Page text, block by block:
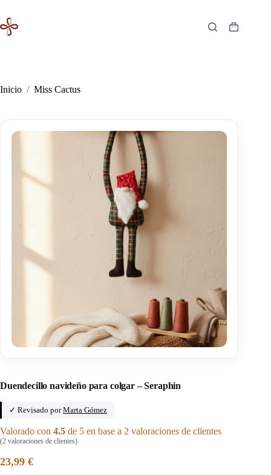
contenido
Carro
Inicio / Miss Cactus
Duendecillo navideño para colgar – Seraphin
✓ Revisado porMarta Gómez
Valorado con 4.5 de 5 en base a 2 valoraciones de clientes
(2 valoraciones de clientes)
23,99 €